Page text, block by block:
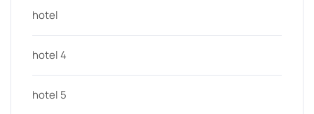
hotel
hotel 4
hotel 5